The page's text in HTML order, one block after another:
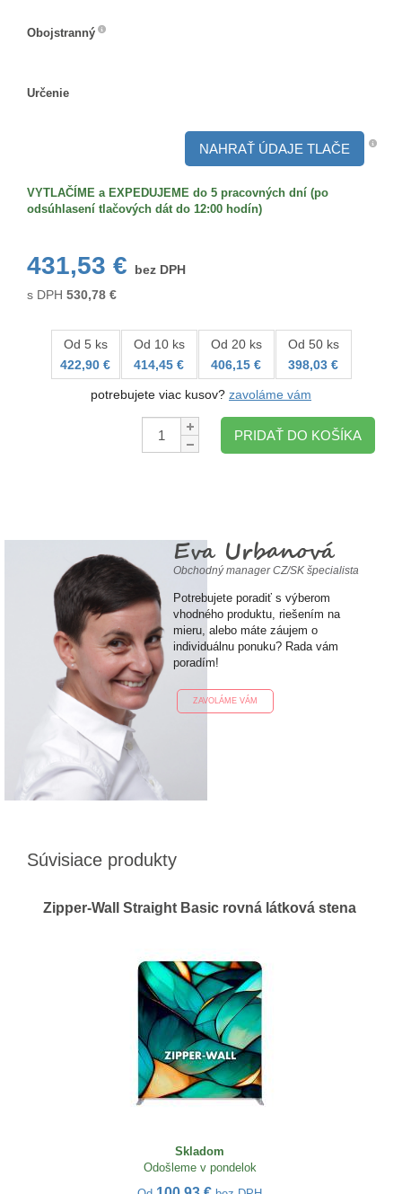
Obojstranný
Určenie
NAHRAŤ ÚDAJE TLAČE
VYTLAČÍME a EXPEDUJEME do 5 pracovných dní (po
odsúhlasení tlačových dát do 12:00 hodín)
431,53 €
bez DPH
s DPH 530,78 €
Od 5 ks
422,90 €
Od 10 ks
414,45 €
Od 20 ks
406,15 €
Od 50 ks
398,03 €
potrebujete viac kusov? zavoláme vám
Množstvo:
PRIDAŤ DO KOŠÍKA
Eva Urbanová
Obchodný manager CZ/SK špecialista
Potrebujete poradiť s výberom
vhodného produktu, riešením na
mieru, alebo máte záujem o
individuálnu ponuku? Rada vám
poradím!
ZAVOLÁME VÁM
Súvisiace produkty
Zipper-Wall Straight Basic rovná látková stena
Skladom
Odošleme v pondelok